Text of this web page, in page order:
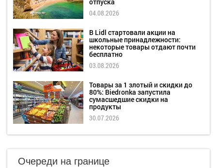
04.08.2026
В Lidl стартовали акции на
школьные принадлежности:
некоторые товары отдают почти
бесплатно
03.08.2026
Товары за 1 злотый и скидки до
80%: Biedronka запустила
сумасшедшие скидки на
продукты
30.07.2026
Очереди на границе